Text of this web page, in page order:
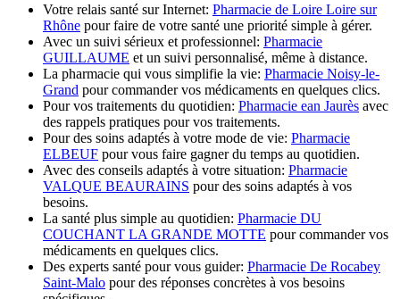
Votre relais santé sur Internet: Pharmacie de Loire Loire sur
Rhône pour faire de votre santé une priorité simple à gérer.
Avec un suivi sérieux et professionnel: Pharmacie
GUILLAUME et un suivi personnalisé, même à distance.
La pharmacie qui vous simplifie la vie: Pharmacie Noisy-le-
Grand pour commander vos médicaments en quelques clics.
Pour vos traitements du quotidien: Pharmacie ean Jaurès avec
des rappels pratiques pour vos traitements.
Pour des soins adaptés à votre mode de vie: Pharmacie
ELBEUF pour vous faire gagner du temps au quotidien.
Avec des conseils adaptés à votre situation: Pharmacie
VALQUE BEAURAINS pour des soins adaptés à vos
besoins.
La santé plus simple au quotidien: Pharmacie DU
COUCHANT LA GRANDE MOTTE pour commander vos
médicaments en quelques clics.
Des experts santé pour vous guider: Pharmacie De Rocabey
Saint-Malo pour des réponses concrètes à vos besoins